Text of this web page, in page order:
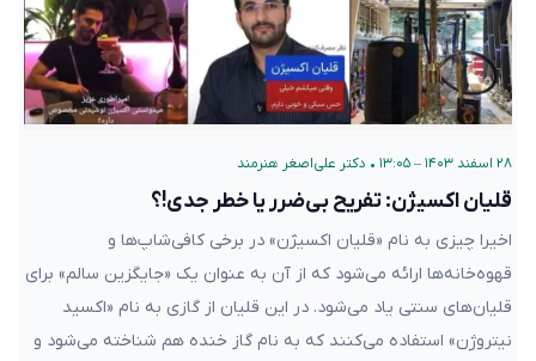
۲۸ اسفند ۱۴۰۳ – ۱۳:۰۵ • دکتر علی‌اصغر هنرمند
قلیان اکسیژن: تفریح بی‌ضرر یا خطر جدی!؟
اخیرا چیزی به نام «قلیان اکسیژن» در برخی کافی‌شاپ‌ها و
قهوه‌خانه‌ها ارائه می‌شود که از آن به عنوان یک «جایگزین سالم» برای
قلیان‌های سنتی یاد می‌شود. در این قلیان از گازی به نام «اکسید
نیتروژن» استفاده می‌کنند که به نام گاز خنده هم شناخته می‌شود و